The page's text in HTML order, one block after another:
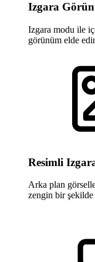
Izgara
Izgara modu ile
görünüm elde
Resimli
Arka plan
zengin bir